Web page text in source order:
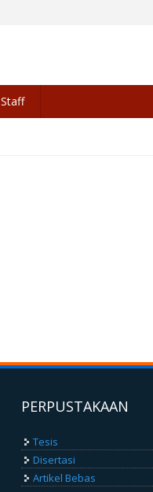
Staff
PERPUSTAKAAN
Tesis
Disertasi
Artikel Bebas